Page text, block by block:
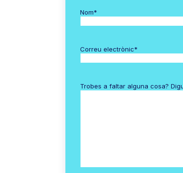
Nom*
Correu electrònic*
Trobes a faltar alguna cosa?